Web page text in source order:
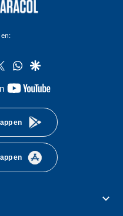
twitterwhatsapp
google
youtube-
en
en